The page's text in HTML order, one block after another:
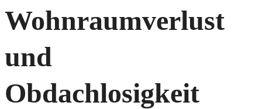
Wohnraumverlust
und
Obdachlosigkeit